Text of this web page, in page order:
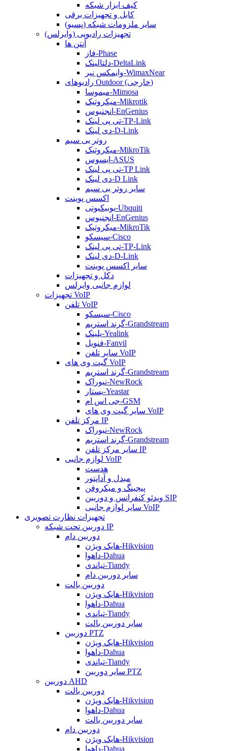
کیف ابزار شبکه
کابل و تجهیزات برقی
سایر ملزومات شبکه (پسیو)
تجهیزات رادیویی (وایرلس)
آنتن ها
فاز-Phase
دلتالینک-DeltaLink
وایمکس نیر-WimaxNear
رادیوهای Outdoor (خارجی)
میموسا-Mimosa
میکروتیک-Mikrotik
انجنیوس-EnGenius
تی پی لینک-TP-Link
دی لینک-D-Link
روتر بی سیم
میکروتیک-MikroTik
ایسوس-ASUS
تی پی لینک-TP Link
دی لینک-D Link
سایر روتر بی سیم
اکسس پوینت
یوبیکیوتی-Ubquiti
انجنیوس-EnGenius
میکروتیک-MikroTik
سیسکو-Cisco
تی پی لینک-TP-Link
دی لینک-D-Link
سایر اکسس پوینت
دکل و تجهیزات
لوازم جانبی وایرلس
تجهیزات VoIP
تلفن VoIP
سیسکو-Cisco
گرند استریم-Grandstream
یلینک-Yealink
فنویل-Fanvil
سایر تلفن VoIP
گیت وی های VoIP
گرند استریم-Grandstream
نیوراک-NewRock
یستار-Yeastar
جی اس ام-GSM
سایر گیت وی های VoIP
مرکز تلفن IP
نیوراک-NewRock
گرند استریم-Grandstream
سایر مرکز تلفن IP
لوازم جانبی VoIP
هدست
مبدل و آداپتور
پیجینگ و میکروفن
ویدئو کنفرانس و دوربین SIP
سایر لوازم جانبی VoIP
تجهیزات نظارت تصویری
دوربین تحت شبکه IP
دوربین دام
هایک ویژن-Hikvision
داهوا-Dahua
تیاندی-Tiandy
سایر دوربین دام
دوربین بالت
هایک ویژن-Hikvision
داهوا-Dahua
تیاندی-Tiandy
سایر دوربین بالت
دوربین PTZ
هایک ویژن-Hikvision
داهوا-Dahua
تیاندی-Tiandy
سایر دوربین PTZ
دوربین AHD
دوربین بالت
هایک ویژن-Hikvision
داهوا-Dahua
سایر دوربین بالت
دوربین دام
هایک ویژن-Hikvision
داهوا-Dahua